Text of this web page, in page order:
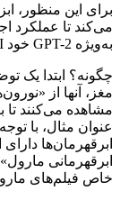
به‌ویژه GPT-2 خود OpenAI را مشخص کند.
مغز، آنها از
مشاهده می‌کنند تا
عنوان مثال، با
ابرقهرمان‌ها
ابرقهرمانی
خاص فیلم‌های